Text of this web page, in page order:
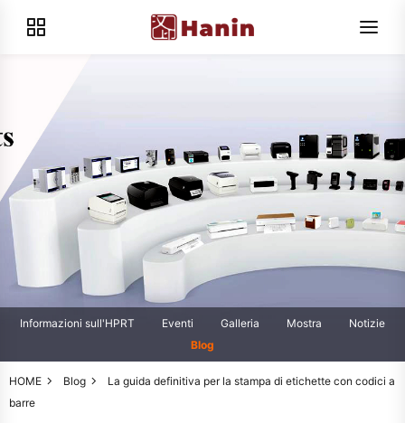
Informazioni sull'HPRT Eventi Galleria Mostra
Notizie
Blog
HOME Blog
La guida definitiva per la stampa di etichette con codici a
barre